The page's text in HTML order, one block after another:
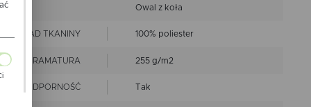
Owal z koła
SKŁAD TKANINY 100% poliester
GRAMATURA 255 g/m2
Tak